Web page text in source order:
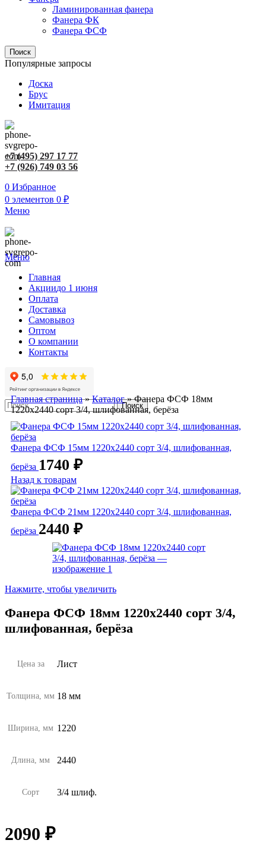
Ламинированная фанера
Фанера ФК
Фанера ФСФ
Поиск
Популярные запросы
Доска
Брус
Имитация
+7 (495) 297 17 77
+7 (926) 749 03 56
0 Избранное
0 элементов 0 ₽
Меню
Меню
Главная
Акциидо 1 июня
Оплата
Доставка
Самовывоз
Оптом
О компании
Контакты
Поиск
Главная страница»Каталог»Фанера ФСФ 18мм
1220х2440 сорт 3/4, шлифованная, берёза
Фанера ФСФ 15мм 1220х2440 сорт 3/4, шлифованная,
берёза 1740 ₽
Назад к товарам
Фанера ФСФ 21мм 1220х2440 сорт 3/4, шлифованная,
берёза 2440 ₽
Нажмите, чтобы увеличить
Фанера ФСФ 18мм 1220х2440 сорт 3/4,
шлифованная, берёза
Цена за Лист
Толщина, мм 18 мм
Ширина, мм 1220
Длина, мм 2440
Сорт 3/4 шлиф.
2090 ₽